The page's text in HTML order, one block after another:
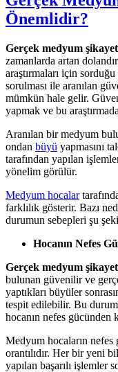
Önemlidir?
Gerçek medyum
zamanlarda artan
araştırmaları için
sorulması ile aranılan
mümkün hale gelir.
yapmak ve bu
Aranılan bir medyum
ondan büyü yapmasını
tarafından yapılan
yönelim görülür.
Medyum hocalar
farklılık gösterir. Bazı
durumun sebepleri şu
Hocanın Nefes
Gerçek medyum
bulunan güvenilir ve
yaptıkları büyüler
tespit edilebilir. Bu
hocanın nefes gücünden
Medyum hocaların
orantılıdır. Her bir yeni
yapılan başarılı işlemler